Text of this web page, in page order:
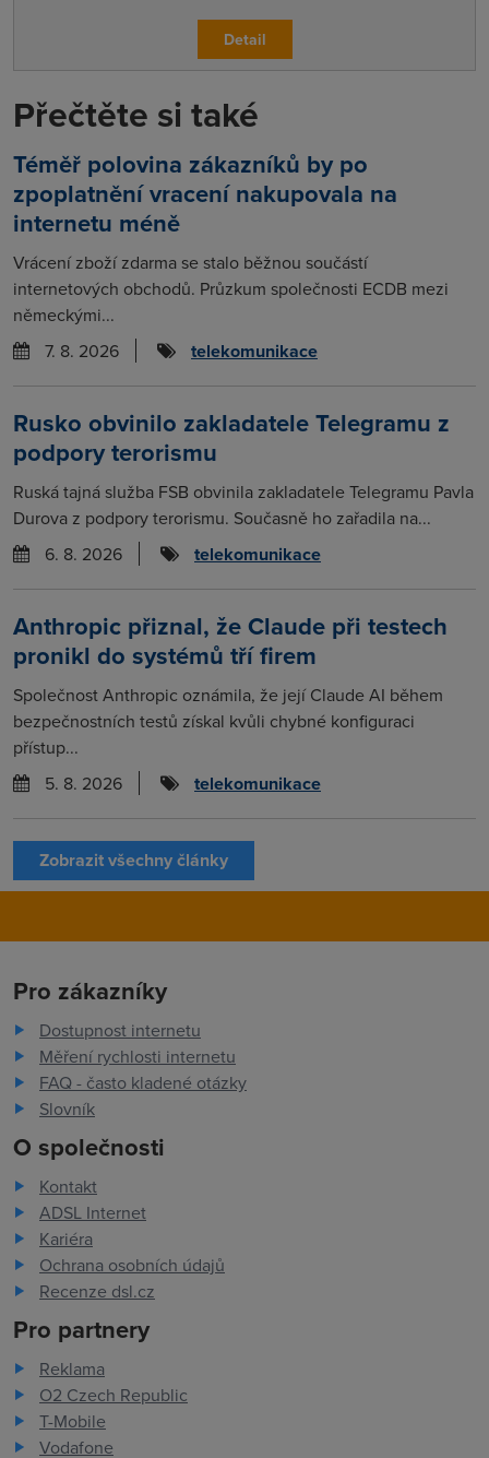
Detail
Přečtěte si také
Téměř polovina zákazníků by po
zpoplatnění vracení nakupovala na
internetu méně
Vrácení zboží zdarma se stalo běžnou součástí
internetových obchodů. Průzkum společnosti ECDB mezi
německými...
7. 8. 2026
telekomunikace
Rusko obvinilo zakladatele Telegramu z
podpory terorismu
Ruská tajná služba FSB obvinila zakladatele Telegramu Pavla
Durova z podpory terorismu. Současně ho zařadila na...
6. 8. 2026
telekomunikace
Anthropic přiznal, že Claude při testech
pronikl do systémů tří firem
Společnost Anthropic oznámila, že její Claude AI během
bezpečnostních testů získal kvůli chybné konfiguraci
přístup...
5. 8. 2026
telekomunikace
Zobrazit všechny články
Pro zákazníky
Dostupnost internetu
Měření rychlosti internetu
FAQ - často kladené otázky
Slovník
O společnosti
Kontakt
ADSL Internet
Kariéra
Ochrana osobních údajů
Recenze dsl.cz
Pro partnery
Reklama
O2 Czech Republic
T-Mobile
Vodafone